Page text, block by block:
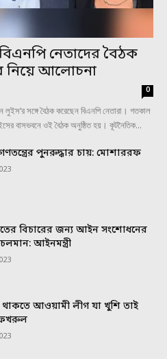
নেতাদের বৈঠক
নিয়ে আলোচনা
0
সঙ্গে বৈঠক করেছেন বিএনপি নেতারা। গতকাল
বাসভবনে ওই বৈঠক অনুষ্ঠিত হয়। কূটনৈতিক...
পুনরুদ্ধার চায়: মোশাররফ
বিচারের জন্য আইন সংশোধনের
চলমান: আইনমন্ত্রী
থাকতে আওয়ামী লীগ যা খুশি তাই